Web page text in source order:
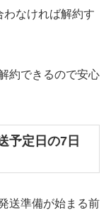
なければ解約す
約できるので安心
予定日の7日
送準備が始まる前